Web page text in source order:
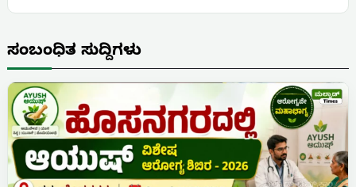
ಸಂಬಂಧಿತ ಸುದ್ದಿಗಳು